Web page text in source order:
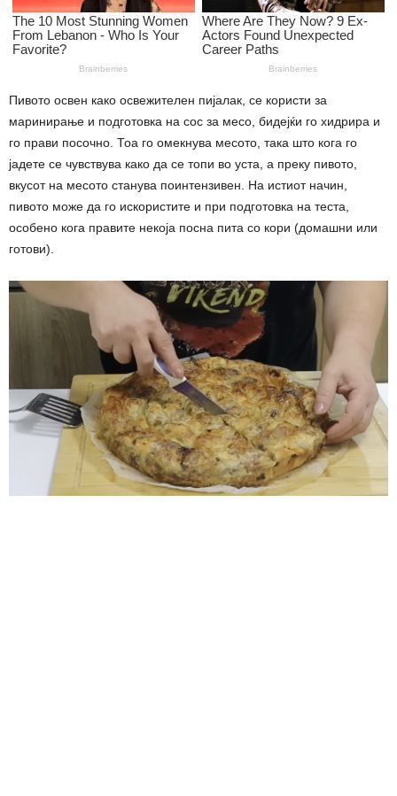
Пивото освен како освежителен пијалак, се користи за
маринирање и подготовка на сос за месо, бидејќи го хидрира и
го прави посочно. Тоа го омекнува месото, така што кога го
јадете се чувствува како да се топи во уста, а преку пивото,
вкусот на месото станува поинтензивен. На истиот начин,
пивото може да го искористите и при подготовка на теста,
особено кога правите некоја посна пита со кори (домашни или
готови).